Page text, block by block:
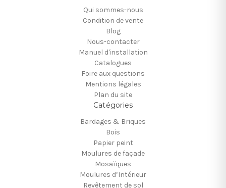
Qui sommes-nous
Condition de vente
Blog
Nous-contacter
Manuel d'installation
Catalogues
Foire aux questions
Mentions légales
Plan du site
Catégories
Bardages & Briques
Bois
Papier peint
Moulures de façade
Mosaïques
Moulures d’Intérieur
Revêtement de sol